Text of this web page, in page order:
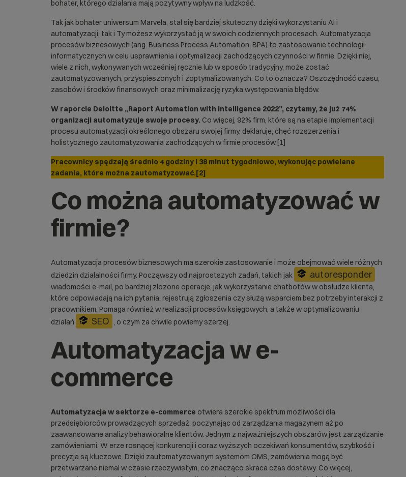
bohater, którego działania mają pozytywny wpływ na ludzkość.
Tak jak bohater uniwersum Marvela, stał się bardziej skuteczny dzięki wykorzystaniu AI i
automatyzacji, tak i Ty możesz wykorzystać ją w swoich codziennych procesach. Automatyzacja
procesów biznesowych (ang. Business Process Automation, BPA) to zastosowanie technologii
informatycznych w celu usprawnienia i optymalizacji zachodzących czynności w firmie. Dzięki niej,
wiele z nich, wykonywanych wcześniej ręcznie lub w sposób tradycyjny, może zostać
zautomatyzowanych, przyspieszonych i zoptymalizowanych. Co to oznacza? Oszczędność czasu,
zasobów i środków finansowych oraz minimalizację ryzyka występowania błędów.
W raporcie Deloitte „Raport Automation with intelligence 2022”, czytamy, że już 74%
organizacji automatyzuje swoje procesy. Co więcej, 92% firm, które są na etapie implementacji
procesu automatyzacji określonego obszaru swojej firmy, deklaruje, chęć rozszerzenia i
holistycznego zautomatyzowania zachodzących w firmie procesów.[1]
Pracownicy spędzają średnio 4 godziny i 38 minut tygodniowo, wykonując powielane
zadania, które można zautomatyzować.[2]
Co można automatyzować w
firmie?
Automatyzacja procesów biznesowych ma szerokie zastosowanie i może obejmować wiele różnych
dziedzin działalności firmy. Począwszy od najprostszych zadań, takich jak
autoresponder
wiadomości e-mail, po bardziej złożone operacje, jak wykorzystanie chatbotów w obsłudze klienta,
które odpowiadają na ich pytania, rejestrują zgłoszenia czy służą wsparciem bez potrzeby interakcji z
pracownikiem. Pomaga również w realizacji procesów księgowych, a także w optymalizowaniu
działań
SEO , o czym za chwile powiemy szerzej.
Automatyzacja w e-
commerce
Automatyzacja w sektorze e-commerce otwiera szerokie spektrum możliwości dla
przedsiębiorców prowadzących sprzedaż, poczynając od zarządzania magazynem aż po
zaawansowane analizy behawioralne klientów. Jednym z najważniejszych obszarów jest zarządzanie
zamówieniami. W erze rosnącej konkurencji i coraz wyższych oczekiwań konsumentów, szybkość i
precyzja są kluczowe. Dzięki zautomatyzowanym systemom OMS, zamówienia mogą być
przetwarzane niemal w czasie rzeczywistym, co znacząco skraca czas dostawy. Co więcej,